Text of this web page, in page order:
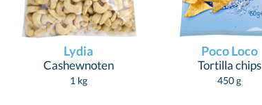
Lydia
Cashewnoten
1 kg
Poco Loco
Tortilla chips
450 g